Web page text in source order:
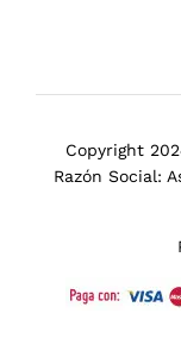
Copyright
Razón Social: